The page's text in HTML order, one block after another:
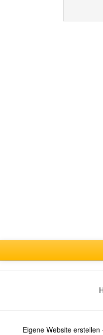
Eigene Website